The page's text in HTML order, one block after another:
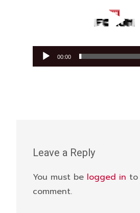
00:00
Leave a Reply
You must be logged in to
comment.